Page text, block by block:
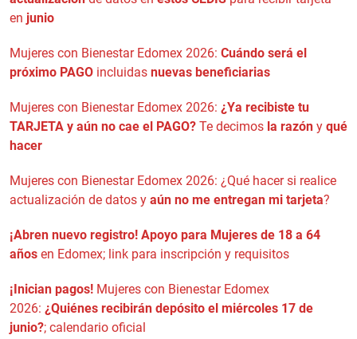
en junio
Mujeres con Bienestar Edomex 2026: Cuándo será el
próximo PAGO incluidas nuevas beneficiarias
Mujeres con Bienestar Edomex 2026: ¿Ya recibiste tu
TARJETA y aún no cae el PAGO? Te decimos la razón y qué
hacer
Mujeres con Bienestar Edomex 2026: ¿Qué hacer si realice
actualización de datos y aún no me entregan mi tarjeta?
¡Abren nuevo registro! Apoyo para Mujeres de 18 a 64
años en Edomex; link para inscripción y requisitos
¡Inician pagos! Mujeres con Bienestar Edomex
2026: ¿Quiénes recibirán depósito el miércoles 17 de
junio?; calendario oficial